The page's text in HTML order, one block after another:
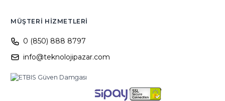
MÜŞTERI HIZMETLERI
0 (850) 888 8797
info@teknolojipazar.com